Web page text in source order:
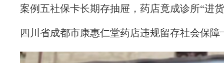
案例五社保卡长期存抽屉，药店竟成诊所“进
四川省成都市康惠仁堂药店违规留存社会保障